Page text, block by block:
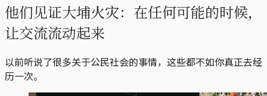
他们见证大埔火灾：在任何可能的时候，
让交流流动起来
以前听说了很多关于公民社会的事情，这些都不如你真正去经
历一次。